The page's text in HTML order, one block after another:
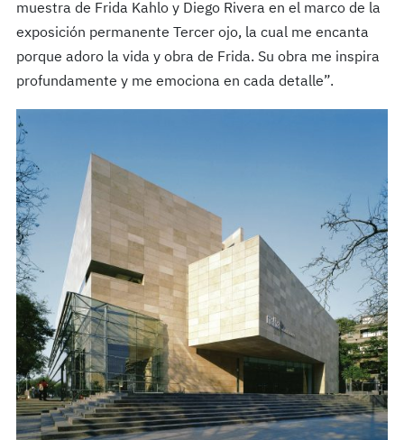
muestra de Frida Kahlo y Diego Rivera en el marco de la
exposición permanente Tercer ojo, la cual me encanta
porque adoro la vida y obra de Frida. Su obra me inspira
profundamente y me emociona en cada detalle”.